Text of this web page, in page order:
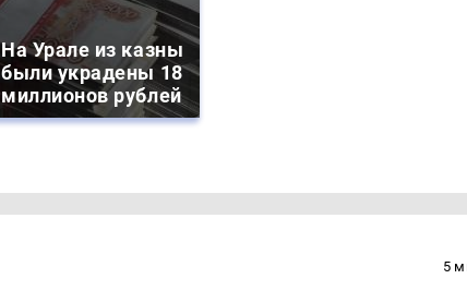
На Урале из казны
были украдены 18
миллионов рублей
5